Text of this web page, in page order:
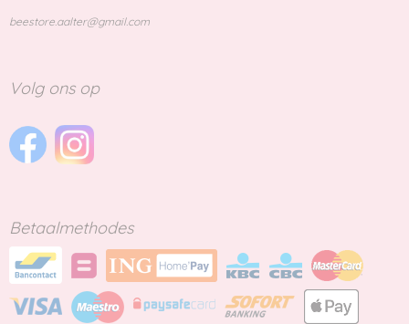
beestore.aalter@gmail.com
Volg ons op
Betaalmethodes